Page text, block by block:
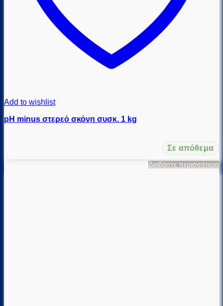
Add to wishlist
pH minus στερεό σκόνη συσκ. 1 kg
Σε απόθεμα
Διαβάστε περισσότερα